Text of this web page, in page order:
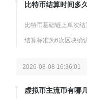
比特币结算时间多久
比特币基础链上单次
结算标准为6次区块确
2026-08-08 16:36:01
虚拟币主流币有哪